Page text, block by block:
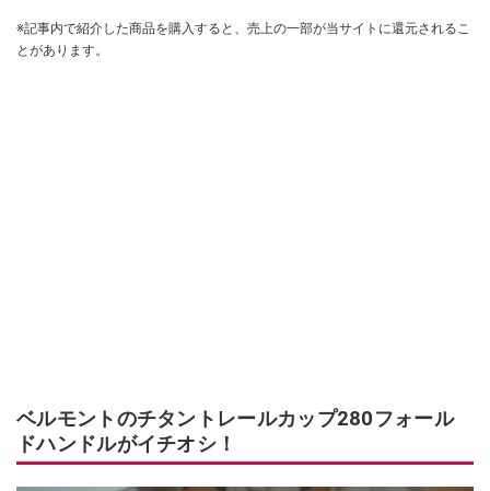
※記事内で紹介した商品を購入すると、売上の一部が当サイトに還元されるこ
とがあります。
ベルモントのチタントレールカップ280フォール
ドハンドルがイチオシ！